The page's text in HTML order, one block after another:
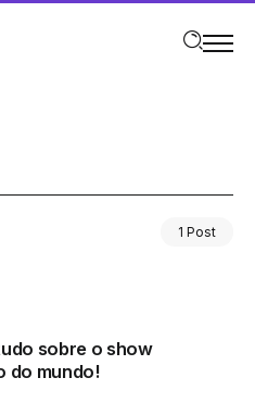
1 Post
sobre o show
do mundo!